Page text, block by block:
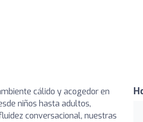
cálido y acogedor en
niños hasta adultos,
conversacional, nuestras